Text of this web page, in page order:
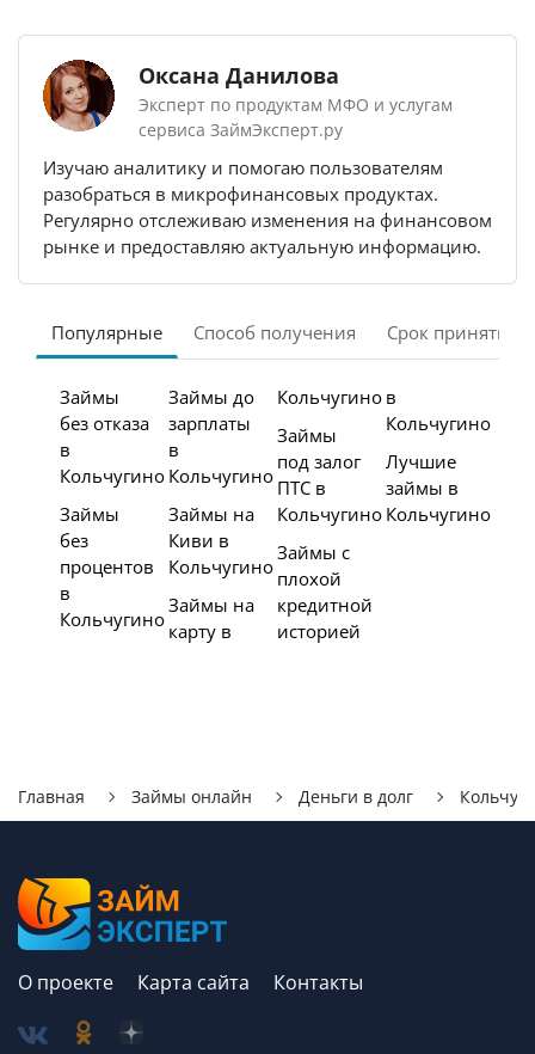
Оксана Данилова
Эксперт по продуктам МФО и услугам
сервиса ЗаймЭксперт.ру
Изучаю аналитику и помогаю пользователям
разобраться в микрофинансовых продуктах.
Регулярно отслеживаю изменения на финансовом
рынке и предоставляю актуальную информацию.
Популярные Способ получения Срок принятия
Займы
без отказа
в
Кольчугино
Займы
без
процентов
в
Кольчугино
Займы до
зарплаты
в
Кольчугино
Займы на
Киви в
Кольчугино
Займы на
карту в
Кольчугино
Займы
под залог
ПТС в
Кольчугино
Займы с
плохой
кредитной
историей
в
Кольчугино
Лучшие
займы в
Кольчугино
Главная Займы онлайн Деньги в долг
О проекте Карта сайта Контакты